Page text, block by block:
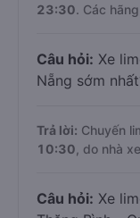
23:30. Các
Câu hỏi: Xe
Nẵng sớm
Trả lời: Chuyến
10:30 , do nhà xe
Câu hỏi: Xe